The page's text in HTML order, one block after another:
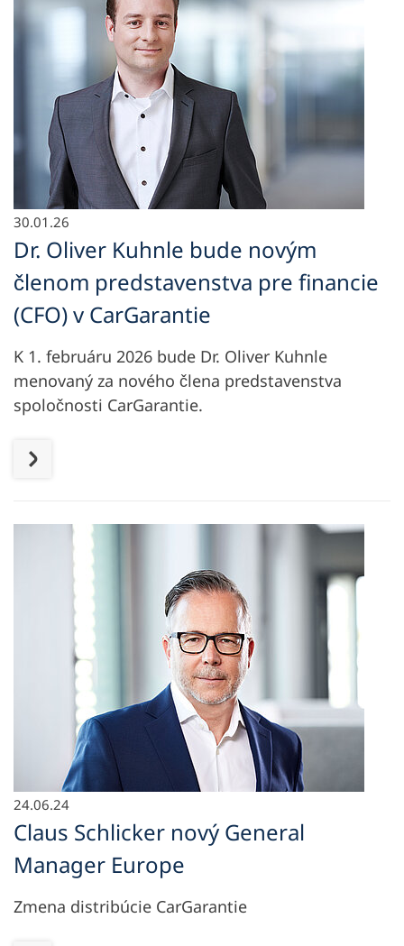
30.01.26
Dr. Oliver Kuhnle bude novým
členom predstavenstva pre financie
(CFO) v CarGarantie
K 1. februáru 2026 bude Dr. Oliver Kuhnle
menovaný za nového člena predstavenstva
spoločnosti CarGarantie.
24.06.24
Claus Schlicker nový General
Manager Europe
Zmena distribúcie CarGarantie